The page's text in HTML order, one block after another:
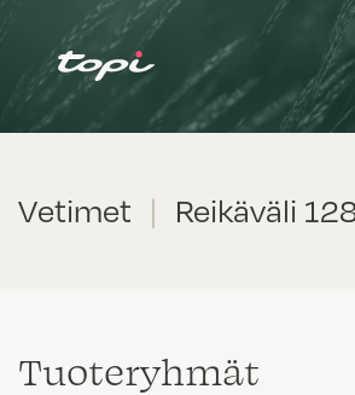
Vetimet | Reikäväli
Tuote­ryhmät